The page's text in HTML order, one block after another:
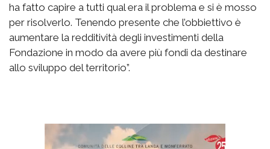
ha fatto capire a tutti qual era il problema e si è mosso
per risolverlo. Tenendo presente che l’obbiettivo è
aumentare la redditività degli investimenti della
Fondazione in modo da avere più fondi da destinare
allo sviluppo del territorio”.